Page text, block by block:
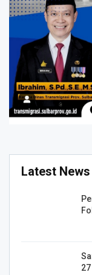
Latest News